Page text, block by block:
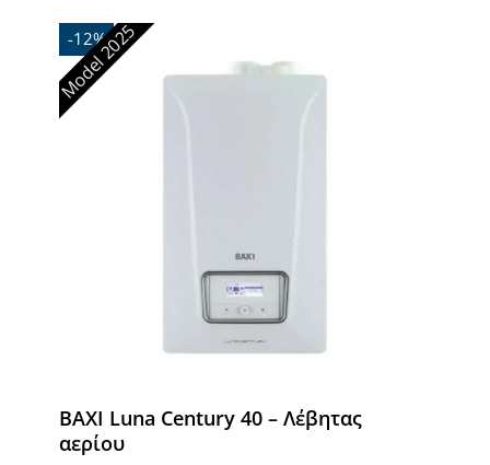
-12%
Model 2025
BAXI Luna Century 40 – Λέβητας
αερίου